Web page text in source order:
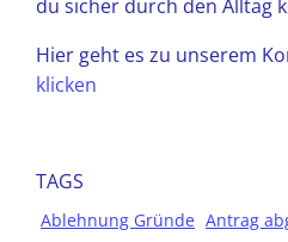
du sicher durch den Alltag
Hier geht es zu unserem
klicken
TAGS
Ablehnung Gründe Antrag